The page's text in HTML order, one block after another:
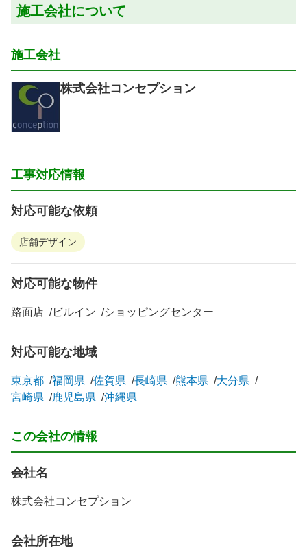
施工会社について
施工会社
株式会社コンセプション
工事対応情報
対応可能な依頼
店舗デザイン
対応可能な物件
路面店 ビルイン ショッピングセンター
対応可能な地域
東京都 福岡県 佐賀県 長崎県 熊本県
大分県
宮崎県
鹿児島県 沖縄県
この会社の情報
会社名
株式会社コンセプション
会社所在地